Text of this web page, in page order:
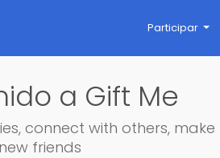
Participar
a Gift Me
connect with others, make
new friends